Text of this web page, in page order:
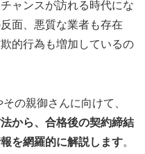
ャンスが訪れる時代にな
面、悪質な業者も存在
的行為も増加しているの
の親御さんに向けて、
から、合格後の契約締結
を網羅的に解説します。